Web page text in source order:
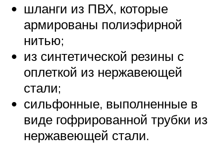
шланги из ПВХ, которые
армированы полиэфирной
нитью;
из синтетической резины с
оплеткой из нержавеющей
стали;
сильфонные, выполненные в
виде гофрированной трубки из
нержавеющей стали.